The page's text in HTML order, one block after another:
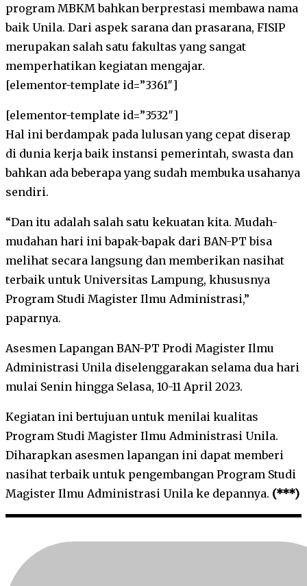
program MBKM bahkan berprestasi membawa nama
baik Unila. Dari aspek sarana dan prasarana, FISIP
merupakan salah satu fakultas yang sangat
memperhatikan kegiatan mengajar.
[elementor-template id=”3361″]
[elementor-template id=”3532″]
Hal ini berdampak pada lulusan yang cepat diserap
di dunia kerja baik instansi pemerintah, swasta dan
bahkan ada beberapa yang sudah membuka usahanya
sendiri.
“Dan itu adalah salah satu kekuatan kita. Mudah-
mudahan hari ini bapak-bapak dari BAN-PT bisa
melihat secara langsung dan memberikan nasihat
terbaik untuk Universitas Lampung, khususnya
Program Studi Magister Ilmu Administrasi,”
paparnya.
Asesmen Lapangan BAN-PT Prodi Magister Ilmu
Administrasi Unila diselenggarakan selama dua hari
mulai Senin hingga Selasa, 10-11 April 2023.
Kegiatan ini bertujuan untuk menilai kualitas
Program Studi Magister Ilmu Administrasi Unila.
Diharapkan asesmen lapangan ini dapat memberi
nasihat terbaik untuk pengembangan Program Studi
Magister Ilmu Administrasi Unila ke depannya. (***)